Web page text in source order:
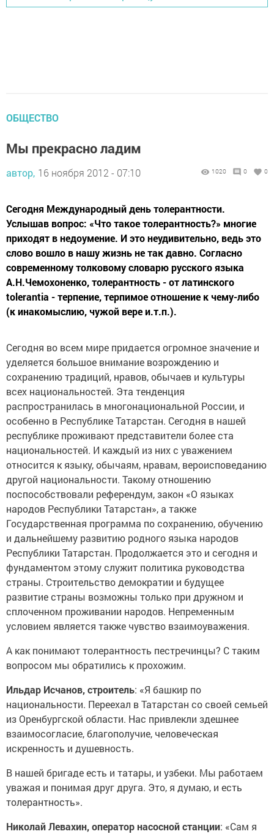
ОБЩЕСТВО
Мы прекрасно ладим
автор, 16 ноября 2012 - 07:10 1020 0 0
Сегодня Международный день толерантности.
Услышав вопрос: «Что такое толерантность?» многие
приходят в недоумение. И это неудивительно, ведь это
слово вошло в нашу жизнь не так давно. Согласно
современному толковому словарю русского языка
А.Н.Чемохоненко, толерантность - от латинского
tolerantia - терпение, терпимое отношение к чему-либо
(к инакомыслию, чужой вере и.т.п.).
Сегодня во всем мире придается огромное значение и
уделяется большое внимание возрождению и
сохранению традиций, нравов, обычаев и культуры
всех национальностей. Эта тенденция
распространилась в многонациональной России, и
особенно в Республике Татарстан. Сегодня в нашей
республике проживают представители более ста
национальностей. И каждый из них с уважением
относится к языку, обычаям, нравам, вероисповеданию
другой национальности. Такому отношению
поспособствовали референдум, закон «О языках
народов Республики Татарстан», а также
Государственная программа по сохранению, обучению
и дальнейшему развитию родного языка народов
Республики Татарстан. Продолжается это и сегодня и
фундаментом этому служит политика руководства
страны. Строительство демократии и будущее
развитие страны возможны только при дружном и
сплоченном проживании народов. Непременным
условием является также чувство взаимоуважения.
А как понимают толерантность пестречинцы? С таким
вопросом мы обратились к прохожим.
Ильдар Исчанов, строитель: «Я башкир по
национальности. Переехал в Татарстан со своей семьей
из Оренбургской области. Нас привлекли здешнее
взаимосогласие, благополучие, человеческая
искренность и душевность.
В нашей бригаде есть и татары, и узбеки. Мы работаем
уважая и понимая друг друга. Это, я думаю, и есть
толерантность».
Николай Левахин, оператор насосной станции: «Сам я